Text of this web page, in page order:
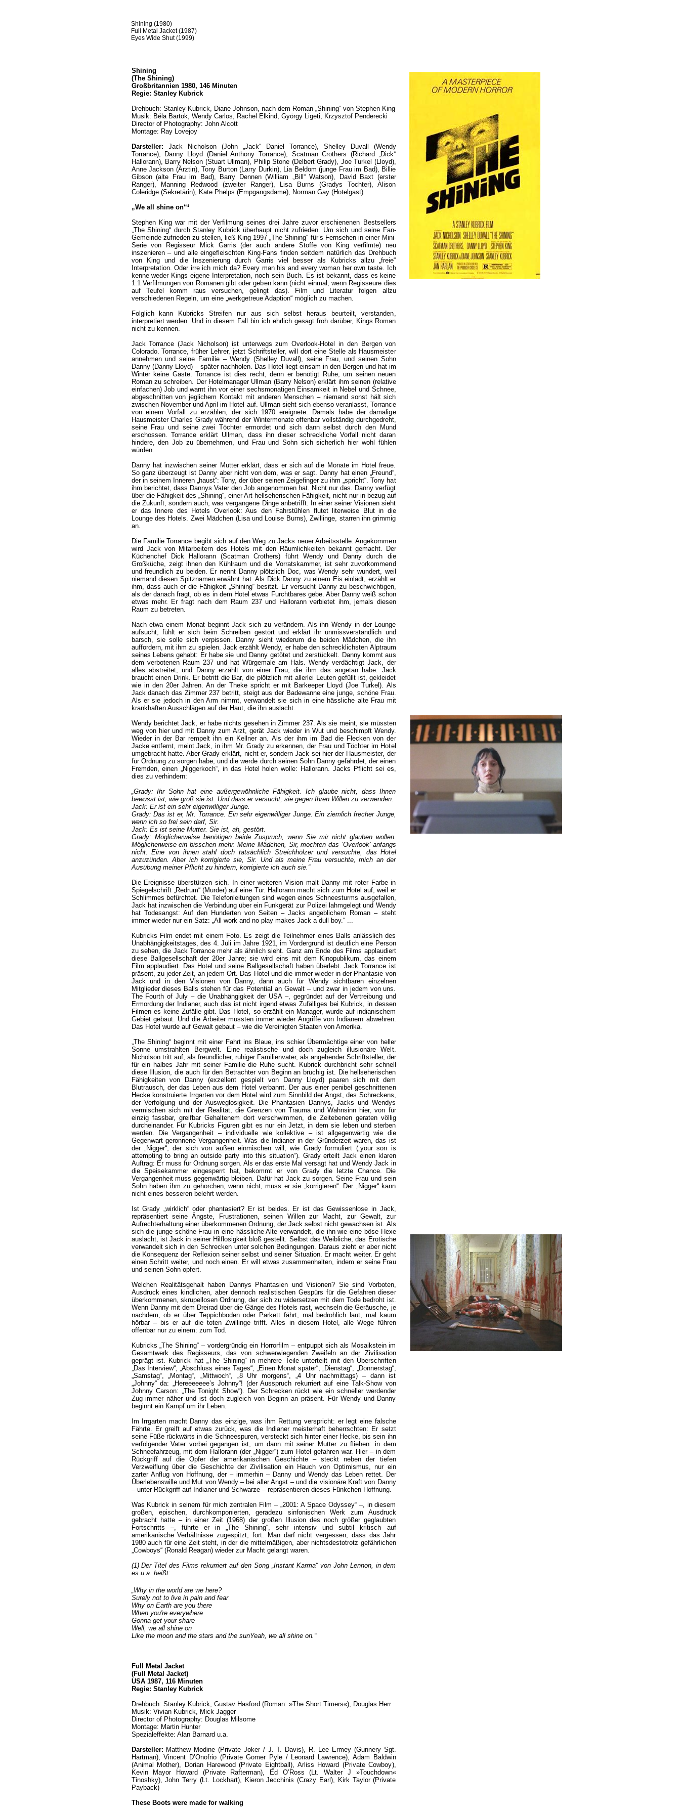
Shining (1980)
Full Metal Jacket (1987)
Eyes Wide Shut (1999)
Shining
(The Shining)
Großbritannien 1980, 146 Minuten
Regie: Stanley Kubrick
Drehbuch: Stanley Kubrick, Diane Johnson, nach dem Roman „Shining“ von Stephen King
Musik: Béla Bartok, Wendy Carlos, Rachel Elkind, György Ligeti, Krzysztof Penderecki
Director of Photography: John Alcott
Montage: Ray Lovejoy
Darsteller: Jack Nicholson (John „Jack“ Daniel Torrance), Shelley Duvall (Wendy
Torrance), Danny Lloyd (Daniel Anthony Torrance), Scatman Crothers (Richard „Dick“
Hallorann), Barry Nelson (Stuart Ullman), Philip Stone (Delbert Grady), Joe Turkel (Lloyd),
Anne Jackson (Ärztin), Tony Burton (Larry Durkin), Lia Beldom (junge Frau im Bad), Billie
Gibson (alte Frau im Bad), Barry Dennen (William „Bill“ Watson), David Baxt (erster
Ranger), Manning Redwood (zweiter Ranger), Lisa Burns (Gradys Tochter), Alison
Coleridge (Sekretärin), Kate Phelps (Empgangsdame), Norman Gay (Hotelgast)
„We all shine on“¹
Stephen King war mit der Verfilmung seines drei Jahre zuvor erschienenen Bestsellers
„The Shining“ durch Stanley Kubrick überhaupt nicht zufrieden. Um sich und seine Fan-
Gemeinde zufrieden zu stellen, ließ King 1997 „The Shining“ für’s Fernsehen in einer Mini-
Serie von Regisseur Mick Garris (der auch andere Stoffe von King verfilmte) neu
inszenieren – und alle eingefleischten King-Fans finden seitdem natürlich das Drehbuch
von King und die Inszenierung durch Garris viel besser als Kubricks allzu „freie“
Interpretation. Oder irre ich mich da? Every man his and every woman her own taste. Ich
kenne weder Kings eigene Interpretation, noch sein Buch. Es ist bekannt, dass es keine
1:1 Verfilmungen von Romanen gibt oder geben kann (nicht einmal, wenn Regisseure dies
auf Teufel komm raus versuchen, gelingt das). Film und Literatur folgen allzu
verschiedenen Regeln, um eine „werkgetreue Adaption“ möglich zu machen.
Folglich kann Kubricks Streifen nur aus sich selbst heraus beurteilt, verstanden,
interpretiert werden. Und in diesem Fall bin ich ehrlich gesagt froh darüber, Kings Roman
nicht zu kennen.
Jack Torrance (Jack Nicholson) ist unterwegs zum Overlook-Hotel in den Bergen von
Colorado. Torrance, früher Lehrer, jetzt Schriftsteller, will dort eine Stelle als Hausmeister
annehmen und seine Familie – Wendy (Shelley Duvall), seine Frau, und seinen Sohn
Danny (Danny Lloyd) – später nachholen. Das Hotel liegt einsam in den Bergen und hat im
Winter keine Gäste. Torrance ist dies recht, denn er benötigt Ruhe, um seinen neuen
Roman zu schreiben. Der Hotelmanager Ullman (Barry Nelson) erklärt ihm seinen (relative
einfachen) Job und warnt ihn vor einer sechsmonatigen Einsamkeit in Nebel und Schnee,
abgeschnitten von jeglichem Kontakt mit anderen Menschen – niemand sonst hält sich
zwischen November und April im Hotel auf. Ullman sieht sich ebenso veranlasst, Torrance
von einem Vorfall zu erzählen, der sich 1970 ereignete. Damals habe der damalige
Hausmeister Charles Grady während der Wintermonate offenbar vollständig durchgedreht,
seine Frau und seine zwei Töchter ermordet und sich dann selbst durch den Mund
erschossen. Torrance erklärt Ullman, dass ihn dieser schreckliche Vorfall nicht daran
hindere, den Job zu übernehmen, und Frau und Sohn sich sicherlich hier wohl fühlen
würden.
Danny hat inzwischen seiner Mutter erklärt, dass er sich auf die Monate im Hotel freue.
So ganz überzeugt ist Danny aber nicht von dem, was er sagt. Danny hat einen „Freund“,
der in seinem Inneren „haust“: Tony, der über seinen Zeigefinger zu ihm „spricht“. Tony hat
ihm berichtet, dass Dannys Vater den Job angenommen hat. Nicht nur das. Danny verfügt
über die Fähigkeit des „Shining“, einer Art hellseherischen Fähigkeit, nicht nur in bezug auf
die Zukunft, sondern auch, was vergangene Dinge anbetrifft. In einer seiner Visionen sieht
er das Innere des Hotels Overlook: Aus den Fahrstühlen flutet literweise Blut in die
Lounge des Hotels. Zwei Mädchen (Lisa und Louise Burns), Zwillinge, starren ihn grimmig
an.
Die Familie Torrance begibt sich auf den Weg zu Jacks neuer Arbeitsstelle. Angekommen
wird Jack von Mitarbeitern des Hotels mit den Räumlichkeiten bekannt gemacht. Der
Küchenchef Dick Hallorann (Scatman Crothers) führt Wendy und Danny durch die
Großküche, zeigt ihnen den Kühlraum und die Vorratskammer, ist sehr zuvorkommend
und freundlich zu beiden. Er nennt Danny plötzlich Doc, was Wendy sehr wundert, weil
niemand diesen Spitznamen erwähnt hat. Als Dick Danny zu einem Eis einlädt, erzählt er
ihm, dass auch er die Fähigkeit „Shining“ besitzt. Er versucht Danny zu beschwichtigen,
als der danach fragt, ob es in dem Hotel etwas Furchtbares gebe. Aber Danny weiß schon
etwas mehr. Er fragt nach dem Raum 237 und Hallorann verbietet ihm, jemals diesen
Raum zu betreten.
Nach etwa einem Monat beginnt Jack sich zu verändern. Als ihn Wendy in der Lounge
aufsucht, fühlt er sich beim Schreiben gestört und erklärt ihr unmissverständlich und
barsch, sie solle sich verpissen. Danny sieht wiederum die beiden Mädchen, die ihn
auffordern, mit ihm zu spielen. Jack erzählt Wendy, er habe den schrecklichsten Alptraum
seines Lebens gehabt: Er habe sie und Danny getötet und zerstückelt. Danny kommt aus
dem verbotenen Raum 237 und hat Würgemale am Hals. Wendy verdächtigt Jack, der
alles abstreitet, und Danny erzählt von einer Frau, die ihm das angetan habe. Jack
braucht einen Drink. Er betritt die Bar, die plötzlich mit allerlei Leuten gefüllt ist, gekleidet
wie in den 20er Jahren. An der Theke spricht er mit Barkeeper Lloyd (Joe Turkel). Als
Jack danach das Zimmer 237 betritt, steigt aus der Badewanne eine junge, schöne Frau.
Als er sie jedoch in den Arm nimmt, verwandelt sie sich in eine hässliche alte Frau mit
krankhaften Ausschlägen auf der Haut, die ihn auslacht.
Wendy berichtet Jack, er habe nichts gesehen in Zimmer 237. Als sie meint, sie müssten
weg von hier und mit Danny zum Arzt, gerät Jack wieder in Wut und beschimpft Wendy.
Wieder in der Bar rempelt ihn ein Kellner an. Als der ihm im Bad die Flecken von der
Jacke entfernt, meint Jack, in ihm Mr. Grady zu erkennen, der Frau und Töchter im Hotel
umgebracht hatte. Aber Grady erklärt, nicht er, sondern Jack sei hier der Hausmeister, der
für Ordnung zu sorgen habe, und die werde durch seinen Sohn Danny gefährdet, der einen
Fremden, einen „Niggerkoch“, in das Hotel holen wolle: Hallorann. Jacks Pflicht sei es,
dies zu verhindern:
„Grady: Ihr Sohn hat eine außergewöhnliche Fähigkeit. Ich glaube nicht, dass Ihnen
bewusst ist, wie groß sie ist. Und dass er versucht, sie gegen Ihren Willen zu verwenden.
Jack: Er ist ein sehr eigenwilliger Junge.
Grady: Das ist er, Mr. Torrance. Ein sehr eigenwilliger Junge. Ein ziemlich frecher Junge,
wenn ich so frei sein darf, Sir.
Jack: Es ist seine Mutter. Sie ist, ah, gestört.
Grady: Möglicherweise benötigen beide Zuspruch, wenn Sie mir nicht glauben wollen.
Möglicherweise ein bisschen mehr. Meine Mädchen, Sir, mochten das ‘Overlook’ anfangs
nicht. Eine von ihnen stahl doch tatsächlich Streichhölzer und versuchte, das Hotel
anzuzünden. Aber ich korrigierte sie, Sir. Und als meine Frau versuchte, mich an der
Ausübung meiner Pflicht zu hindern, korrigierte ich auch sie.“
Die Ereignisse überstürzen sich. In einer weiteren Vision malt Danny mit roter Farbe in
Spiegelschrift „Redrum“ (Murder) auf eine Tür. Hallorann macht sich zum Hotel auf, weil er
Schlimmes befürchtet. Die Telefonleitungen sind wegen eines Schneesturms ausgefallen,
Jack hat inzwischen die Verbindung über ein Funkgerät zur Polizei lahmgelegt und Wendy
hat Todesangst: Auf den Hunderten von Seiten – Jacks angeblichem Roman – steht
immer wieder nur ein Satz: „All work and no play makes Jack a dull boy.“ ...
Kubricks Film endet mit einem Foto. Es zeigt die Teilnehmer eines Balls anlässlich des
Unabhängigkeitstages, des 4. Juli im Jahre 1921, im Vordergrund ist deutlich eine Person
zu sehen, die Jack Torrance mehr als ähnlich sieht. Ganz am Ende des Films applaudiert
diese Ballgesellschaft der 20er Jahre; sie wird eins mit dem Kinopublikum, das einem
Film applaudiert. Das Hotel und seine Ballgesellschaft haben überlebt. Jack Torrance ist
präsent, zu jeder Zeit, an jedem Ort. Das Hotel und die immer wieder in der Phantasie von
Jack und in den Visionen von Danny, dann auch für Wendy sichtbaren einzelnen
Mitglieder dieses Balls stehen für das Potential an Gewalt – und zwar in jedem von uns.
The Fourth of July – die Unabhängigkeit der USA –, gegründet auf der Vertreibung und
Ermordung der Indianer, auch das ist nicht irgend etwas Zufälliges bei Kubrick, in dessen
Filmen es keine Zufälle gibt. Das Hotel, so erzählt ein Manager, wurde auf indianischem
Gebiet gebaut. Und die Arbeiter mussten immer wieder Angriffe von Indianern abwehren.
Das Hotel wurde auf Gewalt gebaut – wie die Vereinigten Staaten von Amerika.
„The Shining“ beginnt mit einer Fahrt ins Blaue, ins schier Übermächtige einer von heller
Sonne umstrahlten Bergwelt. Eine realistische und doch zugleich illusionäre Welt.
Nicholson tritt auf, als freundlicher, ruhiger Familienvater, als angehender Schriftsteller, der
für ein halbes Jahr mit seiner Familie die Ruhe sucht. Kubrick durchbricht sehr schnell
diese Illusion, die auch für den Betrachter von Beginn an brüchig ist. Die hellseherischen
Fähigkeiten von Danny (exzellent gespielt von Danny Lloyd) paaren sich mit dem
Blutrausch, der das Leben aus dem Hotel verbannt. Der aus einer penibel geschnittenen
Hecke konstruierte Irrgarten vor dem Hotel wird zum Sinnbild der Angst, des Schreckens,
der Verfolgung und der Ausweglosigkeit. Die Phantasien Dannys, Jacks und Wendys
vermischen sich mit der Realität, die Grenzen von Trauma und Wahnsinn hier, von für
einzig fassbar, greifbar Gehaltenem dort verschwimmen, die Zeitebenen geraten völlig
durcheinander. Für Kubricks Figuren gibt es nur ein Jetzt, in dem sie leben und sterben
werden. Die Vergangenheit – individuelle wie kollektive – ist allgegenwärtig wie die
Gegenwart geronnene Vergangenheit. Was die Indianer in der Gründerzeit waren, das ist
der „Nigger“, der sich von außen einmischen will, wie Grady formuliert („your son is
attempting to bring an outside party into this situation“). Grady erteilt Jack einen klaren
Auftrag: Er muss für Ordnung sorgen. Als er das erste Mal versagt hat und Wendy Jack in
die Speisekammer eingesperrt hat, bekommt er von Grady die letzte Chance. Die
Vergangenheit muss gegenwärtig bleiben. Dafür hat Jack zu sorgen. Seine Frau und sein
Sohn haben ihm zu gehorchen, wenn nicht, muss er sie „korrigieren“. Der „Nigger“ kann
nicht eines besseren belehrt werden.
Ist Grady „wirklich“ oder phantasiert? Er ist beides. Er ist das Gewissenlose in Jack,
repräsentiert seine Ängste, Frustrationen, seinen Willen zur Macht, zur Gewalt, zur
Aufrechterhaltung einer überkommenen Ordnung, der Jack selbst nicht gewachsen ist. Als
sich die junge schöne Frau in eine hässliche Alte verwandelt, die ihn wie eine böse Hexe
auslacht, ist Jack in seiner Hilflosigkeit bloß gestellt. Selbst das Weibliche, das Erotische
verwandelt sich in den Schrecken unter solchen Bedingungen. Daraus zieht er aber nicht
die Konsequenz der Reflexion seiner selbst und seiner Situation. Er macht weiter. Er geht
einen Schritt weiter, und noch einen. Er will etwas zusammenhalten, indem er seine Frau
und seinen Sohn opfert.
Welchen Realitätsgehalt haben Dannys Phantasien und Visionen? Sie sind Vorboten,
Ausdruck eines kindlichen, aber dennoch realistischen Gespürs für die Gefahren dieser
überkommenen, skrupellosen Ordnung, der sich zu widersetzen mit dem Tode bedroht ist.
Wenn Danny mit dem Dreirad über die Gänge des Hotels rast, wechseln die Geräusche, je
nachdem, ob er über Teppichboden oder Parkett fährt, mal bedrohlich laut, mal kaum
hörbar – bis er auf die toten Zwillinge trifft. Alles in diesem Hotel, alle Wege führen
offenbar nur zu einem: zum Tod.
Kubricks „The Shining“ – vordergründig ein Horrorfilm – entpuppt sich als Mosaikstein im
Gesamtwerk des Regisseurs, das von schwerwiegenden Zweifeln an der Zivilisation
geprägt ist. Kubrick hat „The Shining“ in mehrere Teile unterteilt mit den Überschriften
„Das Interview“, „Abschluss eines Tages“, „Einen Monat später“, „Dienstag“, „Donnerstag“,
„Samstag“, „Montag“, „Mittwoch“, „8 Uhr morgens“, „4 Uhr nachmittags) – dann ist
„Johnny“ da: „Hereeeeeee’s Johnny“! (der Ausspruch rekurriert auf eine Talk-Show von
Johnny Carson: „The Tonight Show“). Der Schrecken rückt wie ein schneller werdender
Zug immer näher und ist doch zugleich von Beginn an präsent. Für Wendy und Danny
beginnt ein Kampf um ihr Leben.
Im Irrgarten macht Danny das einzige, was ihm Rettung verspricht: er legt eine falsche
Fährte. Er greift auf etwas zurück, was die Indianer meisterhaft beherrschten: Er setzt
seine Füße rückwärts in die Schneespuren, versteckt sich hinter einer Hecke, bis sein ihn
verfolgender Vater vorbei gegangen ist, um dann mit seiner Mutter zu fliehen: in dem
Schneefahrzeug, mit dem Hallorann (der „Nigger“) zum Hotel gefahren war. Hier – in dem
Rückgriff auf die Opfer der amerikanischen Geschichte – steckt neben der tiefen
Verzweiflung über die Geschichte der Zivilisation ein Hauch von Optimismus, nur ein
zarter Anflug von Hoffnung, der – immerhin – Danny und Wendy das Leben rettet. Der
Überlebenswille und Mut von Wendy – bei aller Angst – und die visionäre Kraft von Danny
– unter Rückgriff auf Indianer und Schwarze – repräsentieren dieses Fünkchen Hoffnung.
Was Kubrick in seinem für mich zentralen Film – „2001: A Space Odyssey“ –, in diesem
großen, epischen, durchkomponierten, geradezu sinfonischen Werk zum Ausdruck
gebracht hatte – in einer Zeit (1968) der großen Illusion des noch größer geglaubten
Fortschritts –, führte er in „The Shining“, sehr intensiv und subtil kritisch auf
amerikanische Verhältnisse zugespitzt, fort. Man darf nicht vergessen, dass das Jahr
1980 auch für eine Zeit steht, in der die mittelmäßigen, aber nichtsdestotrotz gefährlichen
„Cowboys“ (Ronald Reagan) wieder zur Macht gelangt waren.
(1) Der Titel des Films rekurriert auf den Song „Instant Karma“ von John Lennon, in dem
es u.a. heißt:
„Why in the world are we here?
Surely not to live in pain and fear
Why on Earth are you there
When you're everywhere
Gonna get your share
Well, we all shine on
Like the moon and the stars and the sunYeah, we all shine on.“
Full Metal Jacket
(Full Metal Jacket)
USA 1987, 116 Minuten
Regie: Stanley Kubrick
Drehbuch: Stanley Kubrick, Gustav Hasford (Roman: »The Short Timers«), Douglas Herr
Musik: Vivian Kubrick, Mick Jagger
Director of Photography: Douglas Milsome
Montage: Martin Hunter
Spezialeffekte: Alan Barnard u.a.
Darsteller: Matthew Modine (Private Joker / J. T. Davis), R. Lee Ermey (Gunnery Sgt.
Hartman), Vincent D’Onofrio (Private Gomer Pyle / Leonard Lawrence), Adam Baldwin
(Animal Mother), Dorian Harewood (Private Eightball), Arliss Howard (Private Cowboy),
Kevin Mayor Howard (Private Rafterman), Ed O’Ross (Lt. Walter J »Touchdown«
Tinoshky), John Terry (Lt. Lockhart), Kieron Jecchinis (Crazy Earl), Kirk Taylor (Private
Payback)
These Boots were made for walking